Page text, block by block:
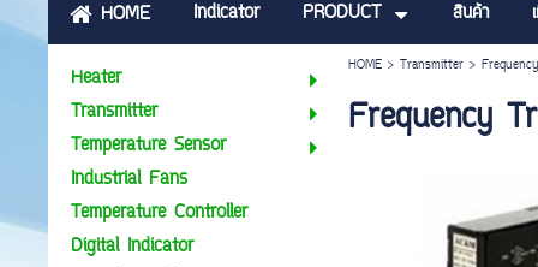
HOME Indicator PRODUCT สินค้า
Heater
Transmitter
Temperature Sensor
Industrial Fans
Temperature Controller
Digital Indicator
HOME> Transmitter>
Frequency